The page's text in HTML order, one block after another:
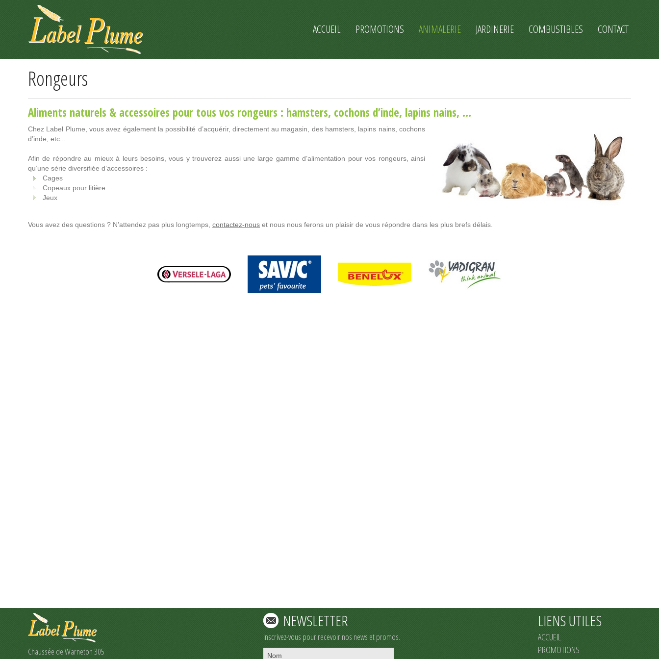
ACCUEIL PROMOTIONS ANIMALERIE JARDINERIE COMBUSTIBLES CONTACT
Rongeurs
Aliments naturels & accessoires pour tous vos rongeurs : hamsters, cochons d’inde, lapins nains, ...
Chez Label Plume, vous avez également la possibilité d’acquérir, directement au magasin, des hamsters, lapins nains, cochons
d’inde, etc...
Afin de répondre au mieux à leurs besoins, vous y trouverez aussi une large gamme d’alimentation pour vos rongeurs, ainsi
qu’une série diversifiée d’accessoires :
Cages
Copeaux pour litière
Jeux
Vous avez des questions ? N’attendez pas plus longtemps, contactez-nous et nous nous ferons un plaisir de vous répondre dans les plus brefs délais.
Chaussée de Warneton 305
NEWSLETTER
Inscrivez-vous pour recevoir nos news et promos.
LIENS UTILES
ACCUEIL
PROMOTIONS
Panneau de gestion des cookies